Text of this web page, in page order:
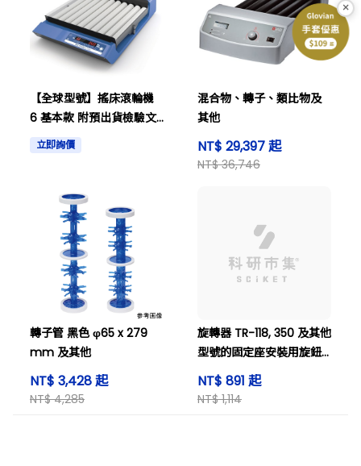
【全球型號】搖床滾輪機
6 基本款 附預出貨檢驗文
件 0004010000 及其他
立即詢價
混合物、轉子、類比物及
其他
NT$ 29,397 起
NT$ 36,746
轉子管 黑色 φ65 x 279
mm 及其他
NT$ 3,428 起
NT$ 4,285
旋轉器 TR-118, 350 及其他
型號的固定座安裝用旋鈕
螺絲
NT$ 891 起
NT$ 1,114
×